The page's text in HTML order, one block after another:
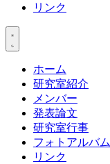
リンク
ホーム
研究室紹介
メンバー
発表論文
研究室行事
フォトアルバム
リンク